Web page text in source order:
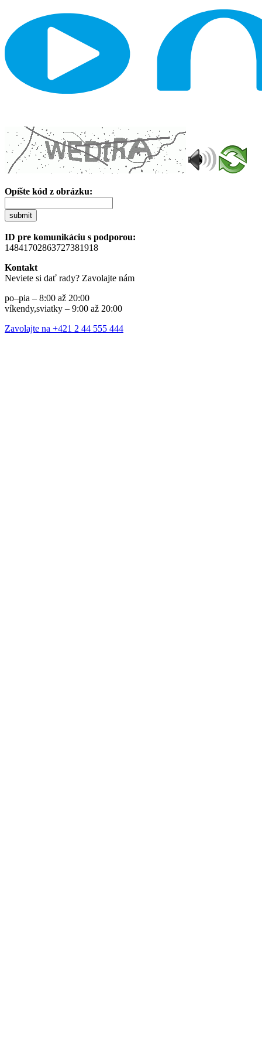
Opíšte kód z obrázku:
submit
ID pre komunikáciu s podporou:
14841702863727381918
Kontakt
Neviete si dať rady? Zavolajte nám
po–pia – 8:00 až 20:00
víkendy,sviatky – 9:00 až 20:00
Zavolajte na +421 2 44 555 444